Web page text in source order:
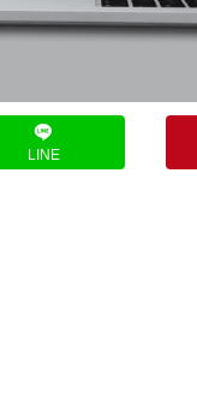
LINE